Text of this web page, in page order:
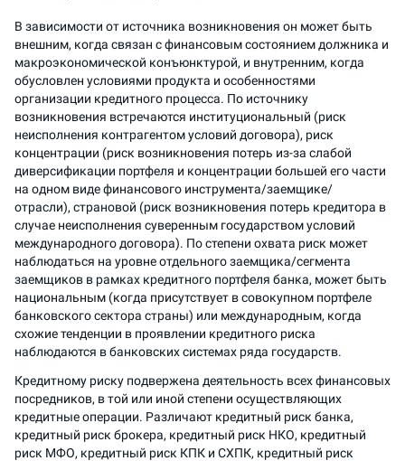
В зависимости от источника возникновения он может быть
внешним, когда связан с финансовым состоянием должника и
макроэкономической конъюнктурой, и внутренним, когда
обусловлен условиями продукта и особенностями
организации кредитного процесса. По источнику
возникновения встречаются институциональный (риск
неисполнения контрагентом условий договора), риск
концентрации (риск возникновения потерь из-за слабой
диверсификации портфеля и концентрации большей его части
на одном виде финансового инструмента/заемщике/
отрасли), страновой (риск возникновения потерь кредитора в
случае неисполнения суверенным государством условий
международного договора). По степени охвата риск может
наблюдаться на уровне отдельного заемщика/сегмента
заемщиков в рамках кредитного портфеля банка, может быть
национальным (когда присутствует в совокупном портфеле
банковского сектора страны) или международным, когда
схожие тенденции в проявлении кредитного риска
наблюдаются в банковских системах ряда государств.
Кредитному риску подвержена деятельность всех финансовых
посредников, в той или иной степени осуществляющих
кредитные операции. Различают кредитный риск банка,
кредитный риск брокера, кредитный риск НКО, кредитный
риск МФО, кредитный риск КПК и СХПК, кредитный риск